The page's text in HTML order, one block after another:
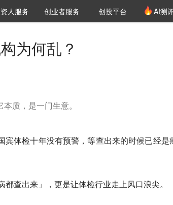
投资机构库
构职位推介
人服务 创投氪堂
创业者服务 创投平台 AI测
为何乱？
质，是一门生意。
体检十年没有预警，等查出来的时候已经是
查出来」，更是让体检行业走上风口浪尖。